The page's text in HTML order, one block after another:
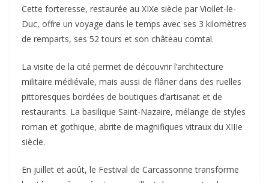
Cette forteresse, restaurée au XIXe siècle par Viollet-le-
Duc, offre un voyage dans le temps avec ses 3 kilomètres
de remparts, ses 52 tours et son château comtal.
La visite de la cité permet de découvrir l’architecture
militaire médiévale, mais aussi de flâner dans des ruelles
pittoresques bordées de boutiques d’artisanat et de
restaurants. La basilique Saint-Nazaire, mélange de styles
roman et gothique, abrite de magnifiques vitraux du XIIIe
siècle.
En juillet et août, le Festival de Carcassonne transforme